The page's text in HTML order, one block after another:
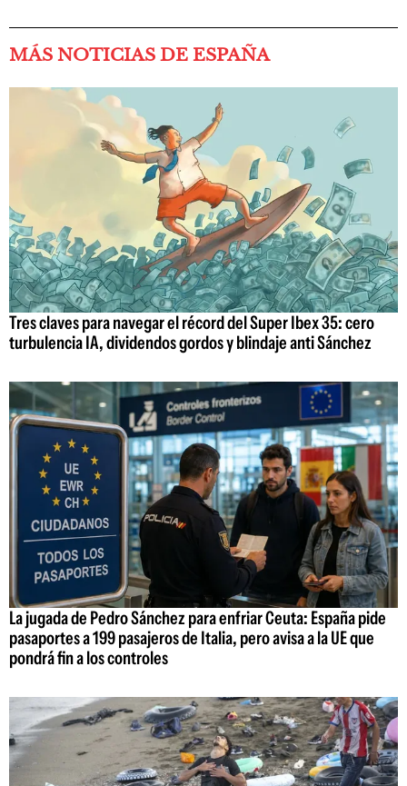
MÁS NOTICIAS DE ESPAÑA
Tres claves para navegar el récord del Super Ibex 35: cero
turbulencia IA, dividendos gordos y blindaje anti Sánchez
La jugada de Pedro Sánchez para enfriar Ceuta: España pide
pasaportes a 199 pasajeros de Italia, pero avisa a la UE que
pondrá fin a los controles